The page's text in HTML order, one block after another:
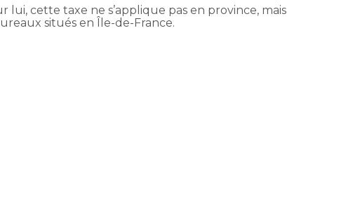
lui, cette taxe ne s’applique pas en province, mais
situés en Île-de-France.